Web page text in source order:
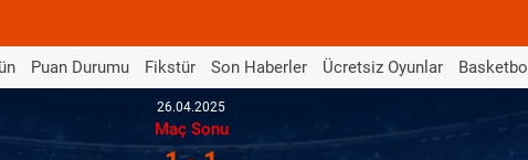
Puan Durumu Fikstür Son Haberler Ücretsiz Oyunlar Basketbol
26.04.2025
Maç Sonu